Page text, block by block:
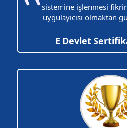
sistemine işlenmesi
uygulayıcısı olmaktan
E Devlet